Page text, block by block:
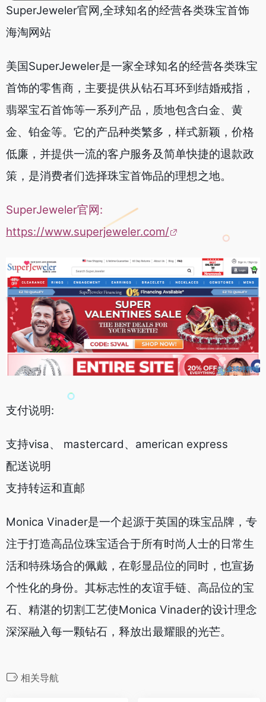
SuperJeweler官网,全球知名的经营各类珠宝首饰
海淘网站
美国SuperJeweler是一家全球知名的经营各类珠宝
首饰的零售商，主要提供从钻石耳环到结婚戒指，
翡翠宝石首饰等一系列产品，质地包含白金、黄
金、铂金等。它的产品种类繁多，样式新颖，价格
低廉，并提供一流的客户服务及简单快捷的退款政
策，是消费者们选择珠宝首饰品的理想之地。
SuperJeweler官网:
https://www.superjeweler.com/
支付说明:
支持visa、 mastercard、american express
配送说明
支持转运和直邮
Monica Vinader是一个起源于英国的珠宝品牌，专
注于打造高品位珠宝适合于所有时尚人士的日常生
活和特殊场合的佩戴，在彰显品位的同时，也宣扬
个性化的身份。其标志性的友谊手链、高品位的宝
石、精湛的切割工艺使Monica Vinader的设计理念
深深融入每一颗钻石，释放出最耀眼的光芒。
相关导航